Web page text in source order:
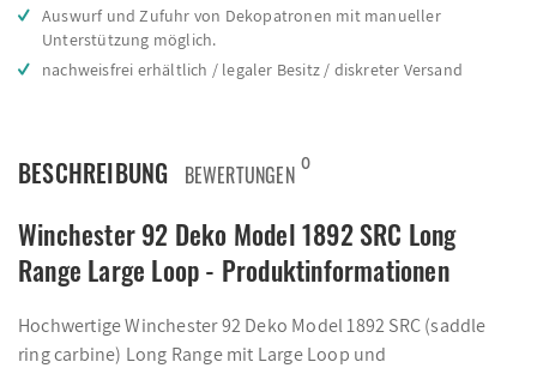
Auswurf und Zufuhr von Dekopatronen mit manueller
Unterstützung möglich.
nachweisfrei erhältlich / legaler Besitz / diskreter Versand
BESCHREIBUNG BEWERTUNGEN 0
Winchester 92 Deko Model 1892 SRC Long
Range Large Loop - Produktinformationen
Hochwertige Winchester 92 Deko Model 1892 SRC (saddle
ring carbine) Long Range mit Large Loop und